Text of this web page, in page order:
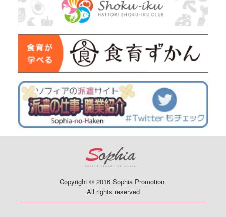
Copyright © 2016 Sophia Promotion.
All rights reserved